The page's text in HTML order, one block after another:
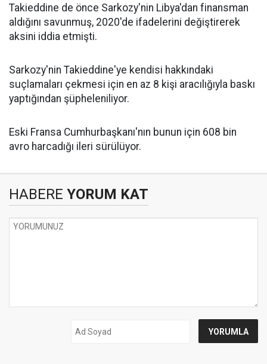
Takieddine de önce Sarkozy'nin Libya'dan finansman
aldığını savunmuş, 2020'de ifadelerini değiştirerek
aksini iddia etmişti.
Sarkozy'nin Takieddine'ye kendisi hakkındaki
suçlamaları çekmesi için en az 8 kişi aracılığıyla baskı
yaptığından şüpheleniliyor.
Eski Fransa Cumhurbaşkanı'nın bunun için 608 bin
avro harcadığı ileri sürülüyor.
HABERE YORUM KAT